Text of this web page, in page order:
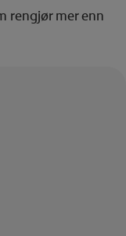
rengjør mer enn